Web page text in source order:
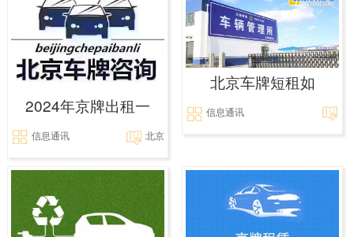
2024年京牌出租一
信息通讯 北京
北京车牌短租如
信息通讯